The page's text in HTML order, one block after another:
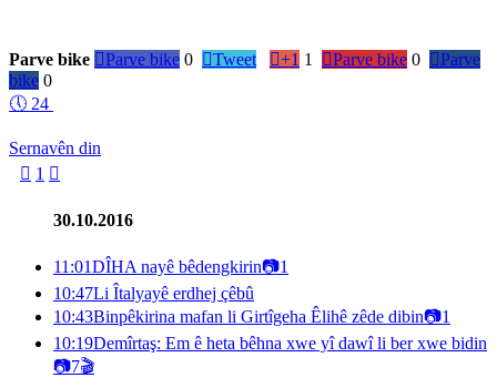
Parve bike Parve bike 0 Tweet +1 1 Parve bike 0 Parve
bike 0
🕔 24
Sernavên din
 1 
30.10.2016
11:01DÎHA nayê bêdengkirin📷1
10:47Li Îtalyayê erdhej çêbû
10:43Binpêkirina mafan li Girtîgeha Êlihê zêde dibin📷1
10:19Demîrtaş: Em ê heta bêhna xwe yî dawî li ber xwe bidin
📷7🎬